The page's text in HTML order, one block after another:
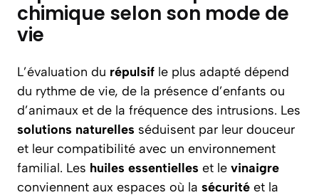
chimique selon son mode de
vie
L’évaluation du répulsif le plus adapté dépend
du rythme de vie, de la présence d’enfants ou
d’animaux et de la fréquence des intrusions. Les
solutions naturelles séduisent par leur douceur
et leur compatibilité avec un environnement
familial. Les huiles essentielles et le vinaigre
conviennent aux espaces où la sécurité et la